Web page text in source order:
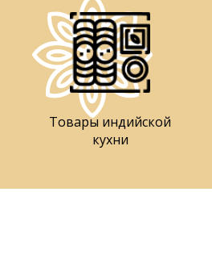
Товары индийской
кухни